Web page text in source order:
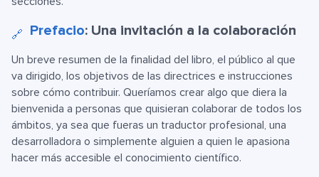
🔗 Prefacio: Una invitación a la colaboración
Un breve resumen de la finalidad del libro, el público al que
va dirigido, los objetivos de las directrices e instrucciones
sobre cómo contribuir. Queríamos crear algo que diera la
bienvenida a personas que quisieran colaborar de todos los
ámbitos, ya sea que fueras un traductor profesional, una
desarrolladora o simplemente alguien a quien le apasiona
hacer más accesible el conocimiento científico.